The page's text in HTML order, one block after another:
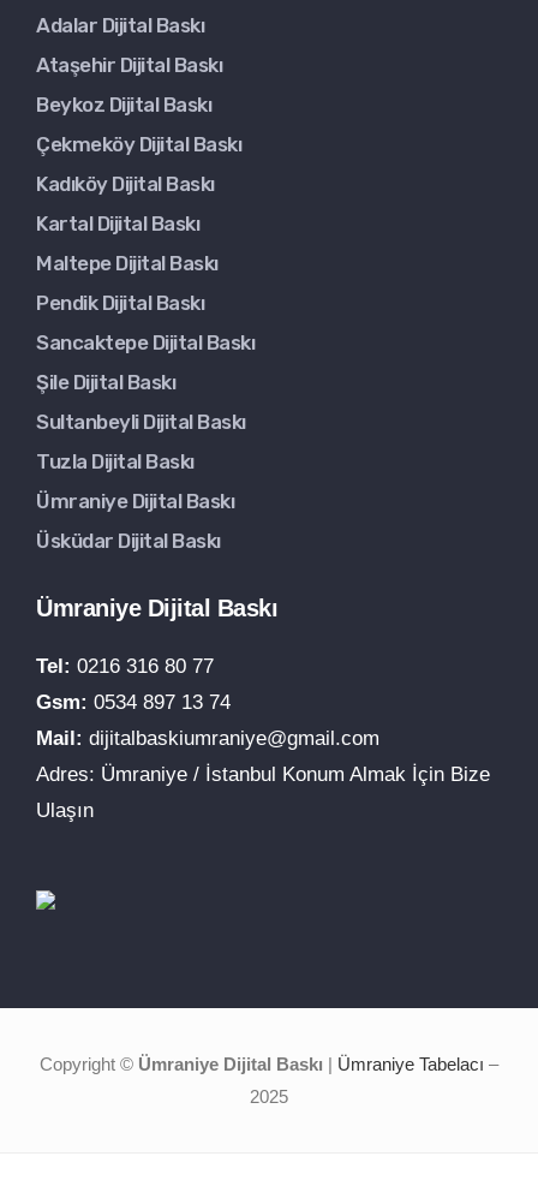
Adalar Dijital Baskı
Ataşehir Dijital Baskı
Beykoz Dijital Baskı
Çekmeköy Dijital Baskı
Kadıköy Dijital Baskı
Kartal Dijital Baskı
Maltepe Dijital Baskı
Pendik Dijital Baskı
Sancaktepe Dijital Baskı
Şile Dijital Baskı
Sultanbeyli Dijital Baskı
Tuzla Dijital Baskı
Ümraniye Dijital Baskı
Üsküdar Dijital Baskı
Ümraniye Dijital Baskı
Tel: 0216 316 80 77
Gsm: 0534 897 13 74
Mail: dijitalbaskiumraniye@gmail.com
Adres: Ümraniye / İstanbul Konum Almak İçin Bize
Ulaşın
Copyright © Ümraniye Dijital Baskı | Ümraniye Tabelacı –
2025